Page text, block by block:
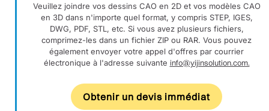
Veuillez joindre vos dessins CAO en 2D et vos modèles CAO
en 3D dans n'importe quel format, y compris STEP, IGES,
DWG, PDF, STL, etc. Si vous avez plusieurs fichiers,
comprimez-les dans un fichier ZIP ou RAR. Vous pouvez
également envoyer votre appel d'offres par courrier
électronique à l'adresse suivante info@yijinsolution.com.
Obtenir un devis immédiat